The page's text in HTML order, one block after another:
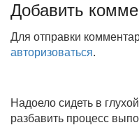
Добавить
Для отправки
авторизоваться.
Надоело сидеть в
разбавить процесс